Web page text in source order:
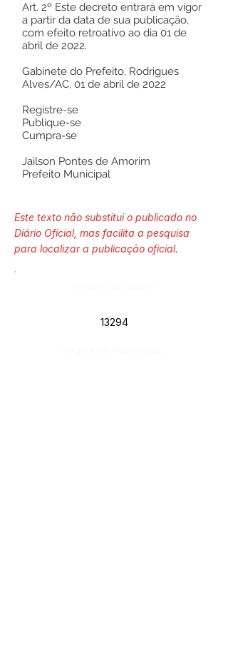
Art. 2º Este decreto entrará em vigor
a partir da data de sua publicação,
com efeito retroativo ao dia 01 de
abril de 2022.
Gabinete do Prefeito, Rodrigues
Alves/AC, 01 de abril de 2022
Registre-se
Publique-se
Cumpra-se
Jailson Pontes de Amorim
Prefeito Municipal
Este texto não substitui o publicado no
Diário Oficial, mas facilita a pesquisa
para localizar a publicação oficial.
13294